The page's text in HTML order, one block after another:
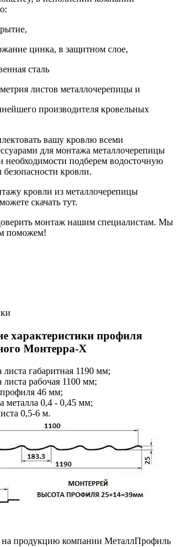
цинка, в защитном слое,
сталь
листов металлочерепицы и
производителя кровельных
вашу кровлю всеми
для монтажа металлочерепицы
подберем водосточную
кровли.
кровли из металлочерепицы
скачать тут.
монтаж нашим специалистам. Мы
поможем!
характеристики профиля
Монтерра-Х
габаритная 1190 мм;
рабочая 1100 мм;
46 мм;
металла 0,4 - 0,45 мм;
0,5-6 м.
продукцию компании МеталлПрофиль